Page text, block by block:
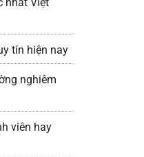
tín hiện nay
nghiêm
viên hay